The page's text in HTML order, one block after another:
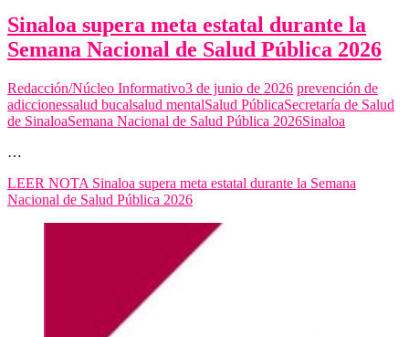
Sinaloa supera meta estatal durante la
Semana Nacional de Salud Pública 2026
Redacción/Núcleo Informativo3 de junio de 2026 prevención de
adiccionessalud bucalsalud mentalSalud PúblicaSecretaría de Salud
de SinaloaSemana Nacional de Salud Pública 2026Sinaloa
…
LEER NOTA Sinaloa supera meta estatal durante la Semana
Nacional de Salud Pública 2026